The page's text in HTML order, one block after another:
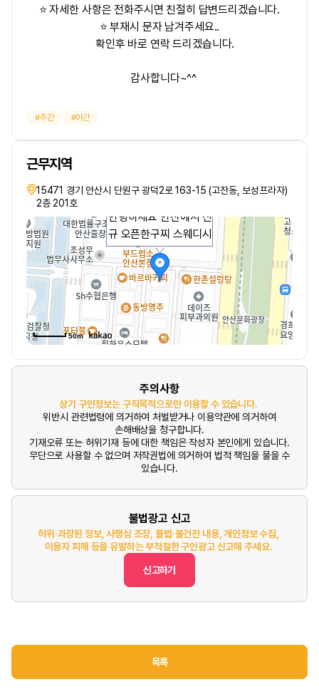
⭐ 자세한 사항은 전화주시면 친절히 답변드리겠습니다.
⭐ 부재시 문자 남겨주세요..
확인후 바로 연락 드리겠습니다.
감사합니다~^^
주간 야간
근무지역
15471 경기 안산시 단원구 광덕2로 163-15 (고잔동, 보성프라자)
2층 201호
안녕하세요 안산에서 신
규 오픈한구찌 스웨디시
50m
주의사항
상기 구인정보는 구직목적으로만 이용할 수 있습니다.
위반시 관련법령에 의거하여 처벌받거나 이용약관에 의거하여
손해배상을 청구합니다.
기재오류 또는 허위기재 등에 대한 책임은 작성자 본인에게 있습니다.
무단으로 사용할 수 없으며 저작권법에 의거하여 법적 책임을 물을 수
있습니다.
불법광고 신고
허위·과장된 정보, 사행심 조장, 불법·불건전 내용, 개인정보 수집,
이용자 피해 등을 유발하는 부적절한 구인광고 신고해 주세요.
신고하기
목록